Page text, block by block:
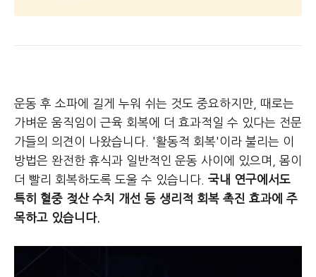
운동 후 소파에 길게 누워 쉬는 것도 중요하지만, 때로는
가벼운 움직임이 근육 회복에 더 효과적일 수 있다는 전문
가들의 의견이 나왔습니다. '활동적 회복'이라 불리는 이
방법은 완전한 휴식과 일반적인 운동 사이에 있으며, 몸이
더 빨리 회복하도록 도울 수 있습니다. 국내 연구에서도
특히 혈중 젖산 수치 개선 등 생리적 회복 촉진 효과에 주
목하고 있습니다.